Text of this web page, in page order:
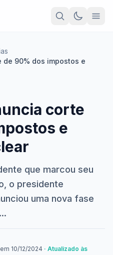
90% dos impostos e
corte
e
que marcou seu
o presidente
uma nova fase
10/12/2024 · Atualizado às